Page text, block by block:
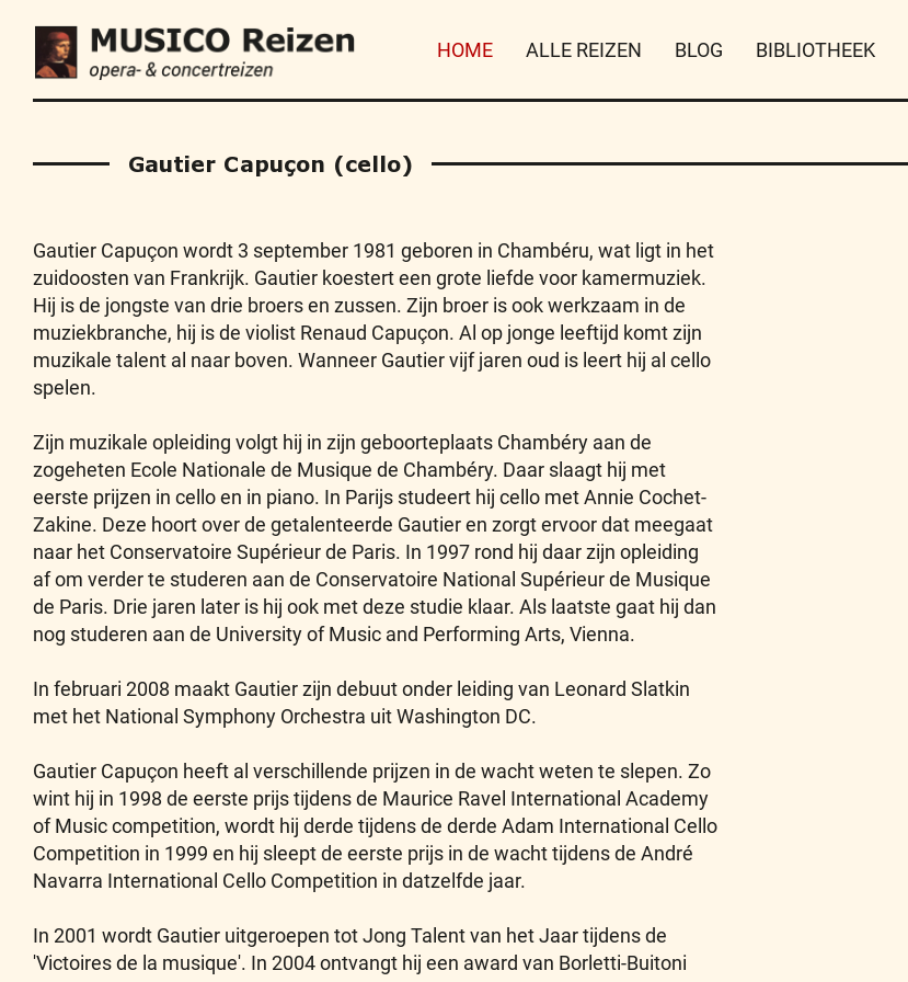
HOME ALLE REIZEN BLOG BIBLIOTHEEK
Gautier Capuçon (cello)
Gautier Capuçon wordt 3 september 1981 geboren in Chambéru, wat ligt in het
zuidoosten van Frankrijk. Gautier koestert een grote liefde voor kamermuziek.
Hij is de jongste van drie broers en zussen. Zijn broer is ook werkzaam in de
muziekbranche, hij is de violist Renaud Capuçon. Al op jonge leeftijd komt zijn
muzikale talent al naar boven. Wanneer Gautier vijf jaren oud is leert hij al cello
spelen.
Zijn muzikale opleiding volgt hij in zijn geboorteplaats Chambéry aan de
zogeheten Ecole Nationale de Musique de Chambéry. Daar slaagt hij met
eerste prijzen in cello en in piano. In Parijs studeert hij cello met Annie Cochet-
Zakine. Deze hoort over de getalenteerde Gautier en zorgt ervoor dat meegaat
naar het Conservatoire Supérieur de Paris. In 1997 rond hij daar zijn opleiding
af om verder te studeren aan de Conservatoire National Supérieur de Musique
de Paris. Drie jaren later is hij ook met deze studie klaar. Als laatste gaat hij dan
nog studeren aan de University of Music and Performing Arts, Vienna.
In februari 2008 maakt Gautier zijn debuut onder leiding van Leonard Slatkin
met het National Symphony Orchestra uit Washington DC.
Gautier Capuçon heeft al verschillende prijzen in de wacht weten te slepen. Zo
wint hij in 1998 de eerste prijs tijdens de Maurice Ravel International Academy
of Music competition, wordt hij derde tijdens de derde Adam International Cello
Competition in 1999 en hij sleept de eerste prijs in de wacht tijdens de André
Navarra International Cello Competition in datzelfde jaar.
In 2001 wordt Gautier uitgeroepen tot Jong Talent van het Jaar tijdens de
'Victoires de la musique'. In 2004 ontvangt hij een award van Borletti-Buitoni